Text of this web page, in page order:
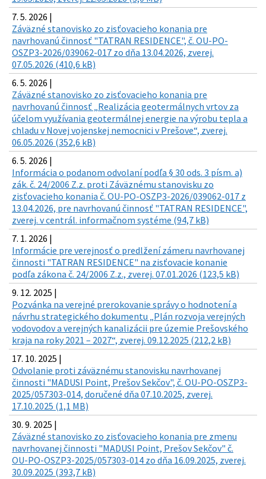
7. 5. 2026 |
Záväzné stanovisko zo zisťovacieho konania pre
navrhovanú činnosť "TATRAN RESIDENCE", č. OU-PO-
OSZP3-2026/039062-017 zo dňa 13.04.2026, zverej.
07.05.2026 (410,6 kB)
6. 5. 2026 |
Záväzné stanovisko zo zisťovacieho konania pre
navrhovanú činnosť „Realizácia geotermálnych vrtov za
účelom využívania geotermálnej energie na výrobu tepla a
chladu v Novej vojenskej nemocnici v Prešove“, zverej.
06.05.2026 (352,6 kB)
6. 5. 2026 |
Informácia o podanom odvolaní podľa § 30 ods. 3 písm. a)
zák. č. 24/2006 Z.z. proti Záväznému stanovisku zo
zisťovacieho konania č. OU-PO-OSZP3-2026/039062-017 z
13.04.2026, pre navrhovanú činnosť "TATRAN RESIDENCE",
zverej. v centrál. informačnom systéme (94,7 kB)
7. 1. 2026 |
Informácie pre verejnosť o predlžení zámeru navrhovanej
činnosti "TATRAN RESIDENCE" na zisťovacie konanie
podľa zákona č. 24/2006 Z.z., zverej. 07.01.2026 (123,5 kB)
9. 12. 2025 |
Pozvánka na verejné prerokovanie správy o hodnotení a
návrhu strategického dokumentu „Plán rozvoja verejných
vodovodov a verejných kanalizácii pre územie Prešovského
kraja na roky 2021 – 2027“, zverej. 09.12.2025 (212,2 kB)
17. 10. 2025 |
Odvolanie proti záväznému stanovisku navrhovanej
činnosti "MADUSI Point, Prešov Sekčov", č. OU-PO-OSZP3-
2025/057303-014, doručené dňa 07.10.2025, zverej.
17.10.2025 (1,1 MB)
30. 9. 2025 |
Záväzné stanovisko zo zisťovacieho konania pre zmenu
navrhovanej činnosti "MADUSI Point, Prešov Sekčov" č.
OU-PO-OSZP3-2025/057303-014 zo dňa 16.09.2025, zverej.
30.09.2025 (393,7 kB)